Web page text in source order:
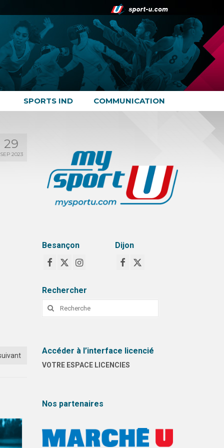
SPORTS IND COMMUNICATION
29
SEP 2023
Besançon Dijon
Rechercher
Rechercher
Accéder à l’interface licencié
VOTRE ESPACE LICENCIES
Nos partenaires